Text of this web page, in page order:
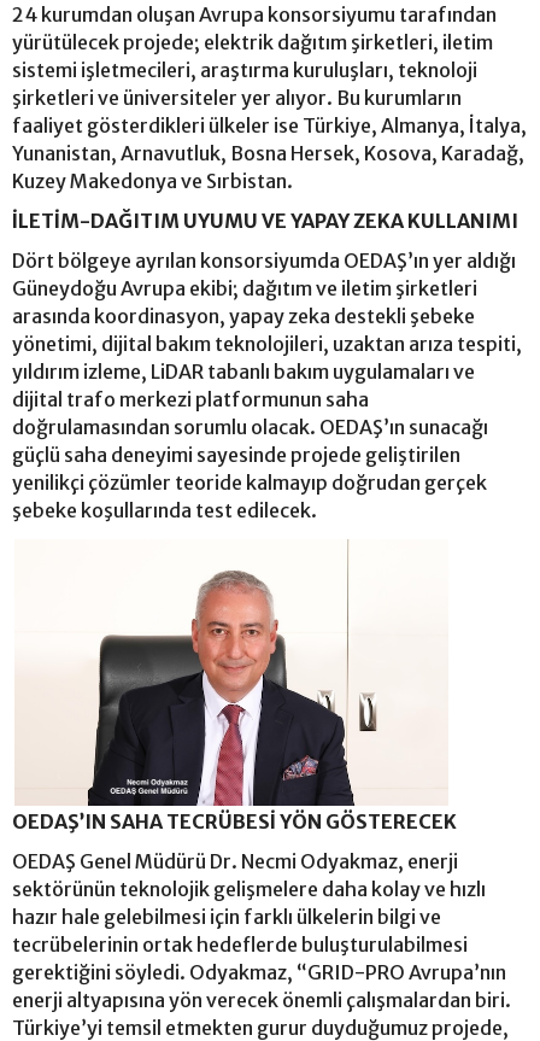
24 kurumdan oluşan Avrupa konsorsiyumu tarafından
yürütülecek projede; elektrik dağıtım şirketleri, iletim
sistemi işletmecileri, araştırma kuruluşları, teknoloji
şirketleri ve üniversiteler yer alıyor. Bu kurumların
faaliyet gösterdikleri ülkeler ise Türkiye, Almanya, İtalya,
Yunanistan, Arnavutluk, Bosna Hersek, Kosova, Karadağ,
Kuzey Makedonya ve Sırbistan.
İLETİM-DAĞITIM UYUMU VE YAPAY ZEKA KULLANIMI
Dört bölgeye ayrılan konsorsiyumda OEDAŞ’ın yer aldığı
Güneydoğu Avrupa ekibi; dağıtım ve iletim şirketleri
arasında koordinasyon, yapay zeka destekli şebeke
yönetimi, dijital bakım teknolojileri, uzaktan arıza tespiti,
yıldırım izleme, LiDAR tabanlı bakım uygulamaları ve
dijital trafo merkezi platformunun saha
doğrulamasından sorumlu olacak. OEDAŞ’ın sunacağı
güçlü saha deneyimi sayesinde projede geliştirilen
yenilikçi çözümler teoride kalmayıp doğrudan gerçek
şebeke koşullarında test edilecek.
OEDAŞ’IN SAHA TECRÜBESİ YÖN GÖSTERECEK
OEDAŞ Genel Müdürü Dr. Necmi Odyakmaz, enerji
sektörünün teknolojik gelişmelere daha kolay ve hızlı
hazır hale gelebilmesi için farklı ülkelerin bilgi ve
tecrübelerinin ortak hedeflerde buluşturulabilmesi
gerektiğini söyledi. Odyakmaz, “GRID-PRO Avrupa’nın
enerji altyapısına yön verecek önemli çalışmalardan biri.
Türkiye’yi temsil etmekten gurur duyduğumuz projede,